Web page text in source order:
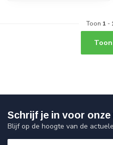
Toon 1 -
Schrijf je in voor
Blijf op de hoogte van de